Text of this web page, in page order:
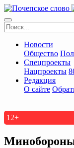
Новости
Общество
Спецпроекты
Нацпроекты
Редакция
О сайте
12+
Минобoроны